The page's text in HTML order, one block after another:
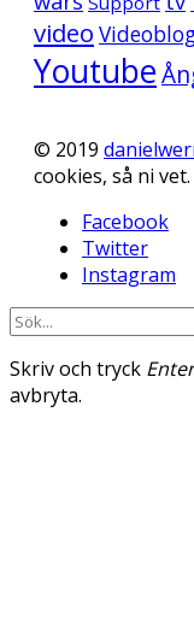
video
Youtube
© 2019
cookies, så ni vet.
Facebook
Twitter
Instagram
Skriv och tryck Enter
avbryta.